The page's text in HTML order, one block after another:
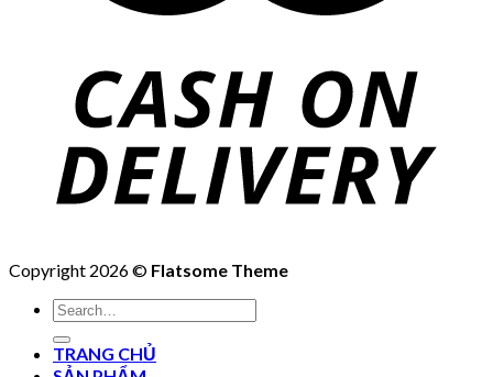
Copyright 2026 © Flatsome Theme
Search
for:
TRANG CHỦ